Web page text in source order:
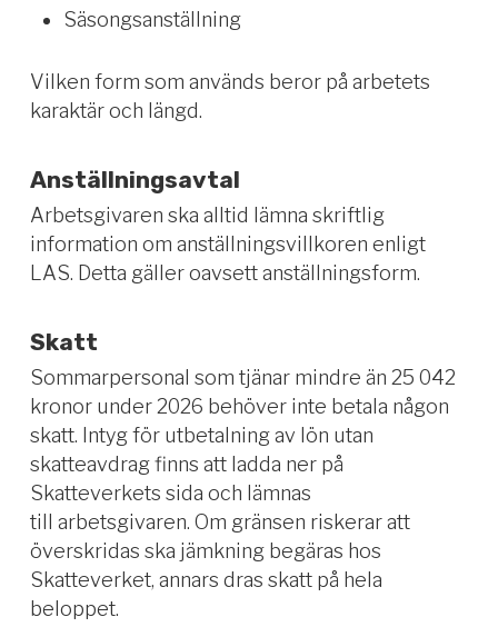
Säsongsanställning
Vilken form som används beror på arbetets
karaktär och längd.
Anställningsavtal
Arbetsgivaren ska alltid lämna skriftlig
information om anställningsvillkoren enligt
LAS. Detta gäller oavsett anställningsform.
Skatt
Sommarpersonal som tjänar mindre än 25 042
kronor under 2026 behöver inte betala någon
skatt. Intyg för utbetalning av lön utan
skatteavdrag finns att ladda ner på
Skatteverkets sida och lämnas
till arbetsgivaren. Om gränsen riskerar att
överskridas ska jämkning begäras hos
Skatteverket, annars dras skatt på hela
beloppet.